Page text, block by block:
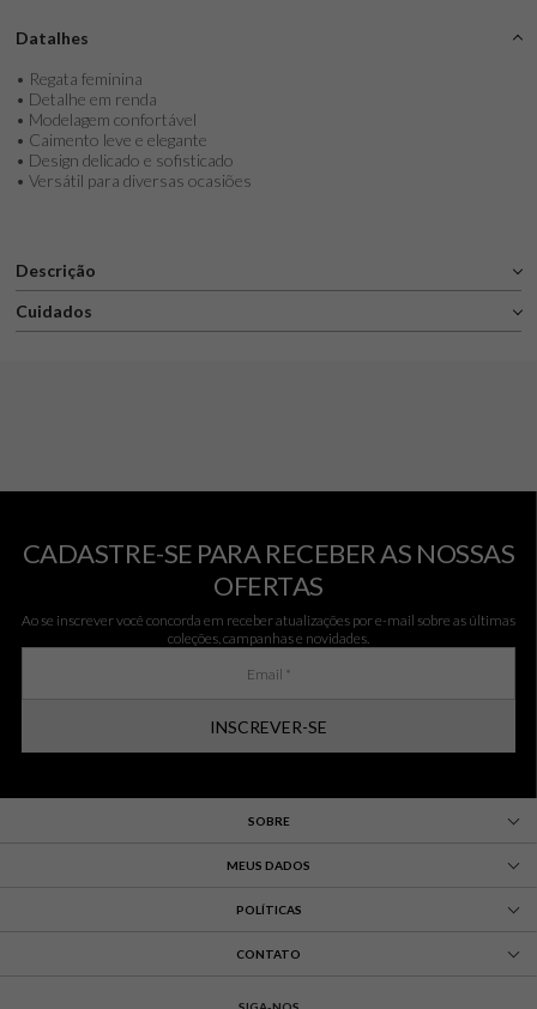
Datalhes
• Regata feminina
• Detalhe em renda
• Modelagem confortável
• Caimento leve e elegante
• Design delicado e sofisticado
• Versátil para diversas ocasiões
Descrição
Cuidados
CADASTRE-SE PARA RECEBER AS NOSSAS
OFERTAS
Ao se inscrever você concorda em receber atualizações por e-mail sobre as últimas
coleções, campanhas e novidades.
INSCREVER-SE
SOBRE
MEUS DADOS
POLÍTICAS
CONTATO